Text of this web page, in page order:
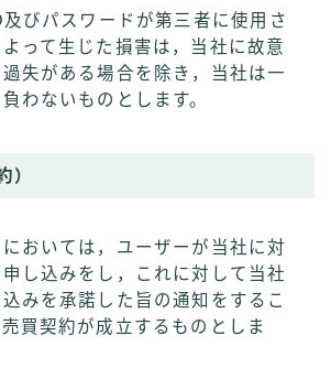
びパスワードが第三者に使用さ
って生じた損害は，当社に故意
失がある場合を除き，当社は一
わないものとします。
）
おいては，ユーザーが当社に対
し込みをし，これに対して当社
みを承諾した旨の通知をするこ
買契約が成立するものとしま